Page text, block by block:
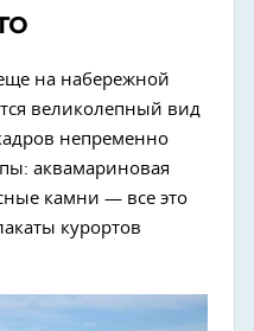
на набережной
великолепный вид
непременно
аквамариновая
камни — все это
курортов